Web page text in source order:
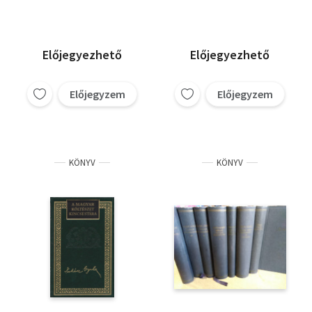
Előjegyezhető
Előjegyzem
Előjegyezhető
Előjegyzem
KÖNYV KÖNYV